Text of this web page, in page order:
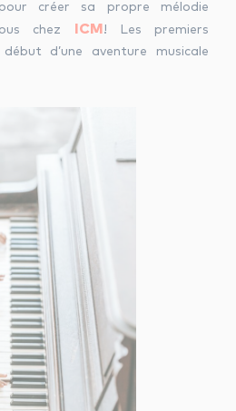
créer sa propre mélodie
chez
ICM ! Les premiers
d’une aventure musicale